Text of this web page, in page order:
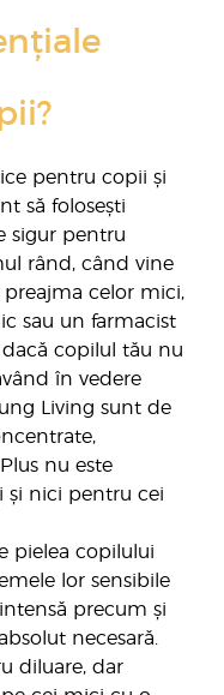
pentru copii și
să folosești
sigur pentru
rând, când vine
celor mici,
sau un farmacist
copilul tău nu
în vedere
Living sunt de
nu este
și nici pentru cei
pielea copilului
lor sensibile
precum și
necesară.
diluare, dar